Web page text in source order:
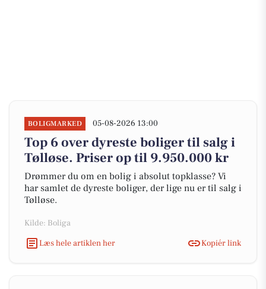
BOLIGMARKED 05-08-2026 13:00
Top 6 over dyreste boliger til salg i
Tølløse. Priser op til 9.950.000 kr
Drømmer du om en bolig i absolut topklasse? Vi
har samlet de dyreste boliger, der lige nu er til salg i
Tølløse.
Kilde: Boliga
Læs hele artiklen her
Kopiér link